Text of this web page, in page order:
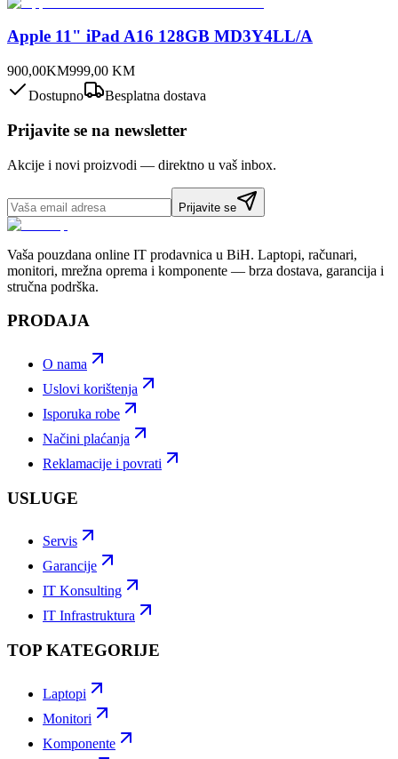
Apple 11" iPad A16 128GB MD3Y4LL/A
900,00KM999,00 KM
Dostupno
Besplatna dostava
Prijavite se na newsletter
Akcije i novi proizvodi — direktno u vaš inbox.
Prijavite se
Vaša pouzdana online IT prodavnica u BiH. Laptopi, računari,
monitori, mrežna oprema i komponente — brza dostava, garancija i
stručna podrška.
PRODAJA
O nama
Uslovi korištenja
Isporuka robe
Načini plaćanja
Reklamacije i povrati
USLUGE
Servis
Garancije
IT Konsulting
IT Infrastruktura
TOP KATEGORIJE
Laptopi
Monitori
Komponente